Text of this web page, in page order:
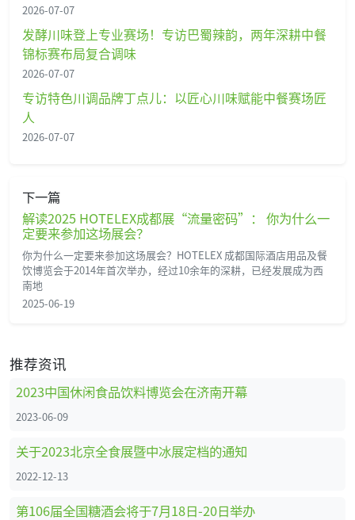
2026-07-07
发酵川味登上专业赛场！专访巴蜀辣韵，两年深耕中餐
锦标赛布局复合调味
2026-07-07
专访特色川调品牌丁点儿：以匠心川味赋能中餐赛场匠
人
2026-07-07
下一篇
解读2025 HOTELEX成都展“流量密码”： 你为什么一
定要来参加这场展会？
你为什么一定要来参加这场展会？HOTELEX 成都国际酒店用品及餐
饮博览会于2014年首次举办，经过10余年的深耕，已经发展成为西
南地
2025-06-19
推荐资讯
2023中国休闲食品饮料博览会在济南开幕
2023-06-09
关于2023北京全食展暨中冰展定档的通知
2022-12-13
第106届全国糖酒会将于7月18日-20日举办